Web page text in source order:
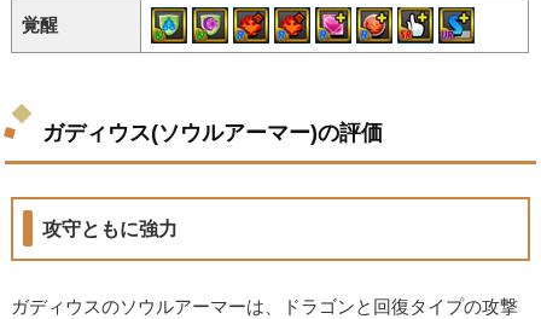
覚醒
ガディウス(ソウルアーマー)の評価
攻守ともに強力
ガディウスのソウルアーマーは、ドラゴンと回復タイプの攻撃